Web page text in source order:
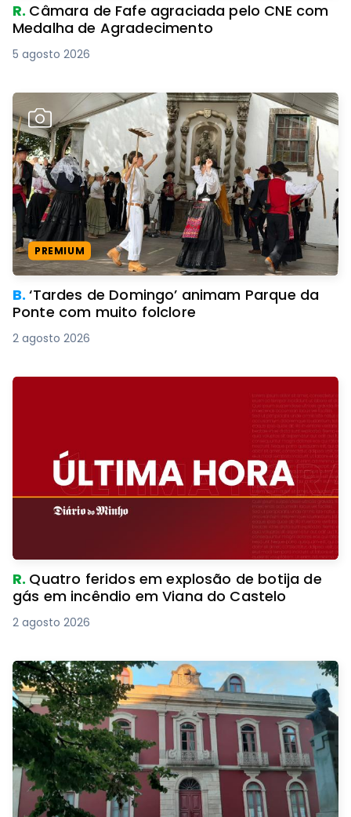
R. Câmara de Fafe agraciada pelo CNE com
Medalha de Agradecimento
5 agosto 2026
PREMIUM
B.‘Tardes de Domingo’ animam Parque da
Ponte com muito folclore
2 agosto 2026
R. Quatro feridos em explosão de botija de
gás em incêndio em Viana do Castelo
2 agosto 2026